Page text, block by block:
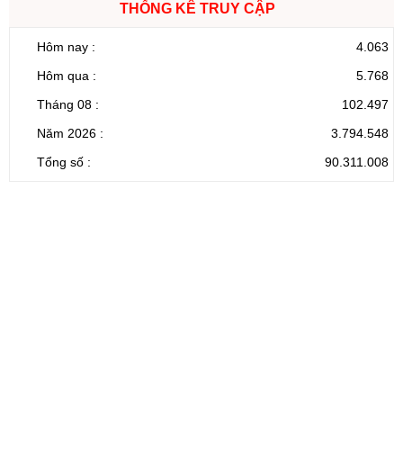
THỐNG KÊ TRUY CẬP
Hôm nay :
4.063
Hôm qua :
5.768
Tháng 08 :
102.497
Năm 2026 :
3.794.548
Tổng số :
90.311.008